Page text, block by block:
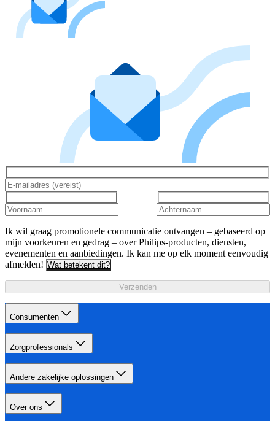
Ik wil graag promotionele communicatie ontvangen – gebaseerd op
mijn voorkeuren en gedrag – over Philips-producten, diensten,
evenementen en aanbiedingen. Ik kan me op elk moment eenvoudig
afmelden! Wat betekent dit?
Verzenden
Consumenten
Zorgprofessionals
Andere zakelijke oplossingen
Over ons